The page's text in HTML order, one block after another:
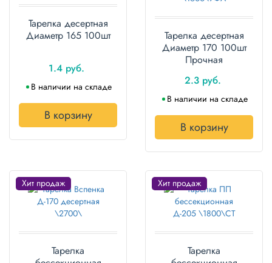
Все для
хранения и
транспортировки
Хозтовары
для
для
барбекю
Тарелка десертная
Диаметр 165 100шт
1.4 руб.
В наличии на складе
В корзину
Тарелка десертная
Диаметр 170 100шт
Прочная
2.3 руб.
В наличии на складе
В корзину
Хит продаж
Тарелка
Хит продаж
Тарелка